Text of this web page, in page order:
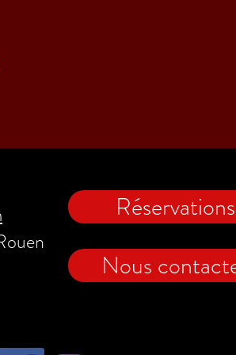
Réservations
Nous